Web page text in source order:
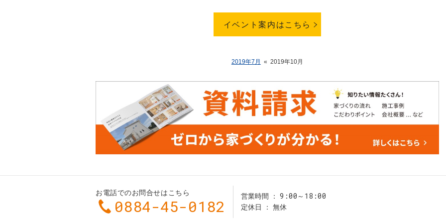
イベント案内はこちら
2019年7月 « 2019年10月
お電話でのお問合せはこちら
0884-45-0182
営業時間 9:00～18:00
定休日 無休